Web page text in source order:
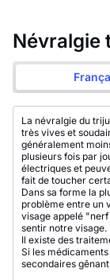
Névralgie
La névralgie du
très vives et
généralement
plusieurs fois par
électriques et
fait de toucher
Dans sa forme la
problème entre un
visage appelé
sentir notre visage.
Il existe des
Si les
secondaires